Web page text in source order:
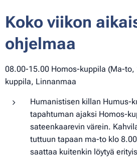
Koko viikon
ohjelmaa
08.00-15.00 Homos-kuppila (Ma-to,
kuppila, Linnanmaa
Humanistisen killan Humus-
tapahtuman ajaksi Homos-
sateenkaarevin värein.
tuttuun tapaan ma-to klo
saattaa kuitenkin löytyä